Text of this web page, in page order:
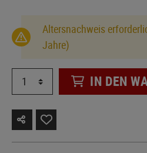
Altersnachweis
Jahre)
IN DEN